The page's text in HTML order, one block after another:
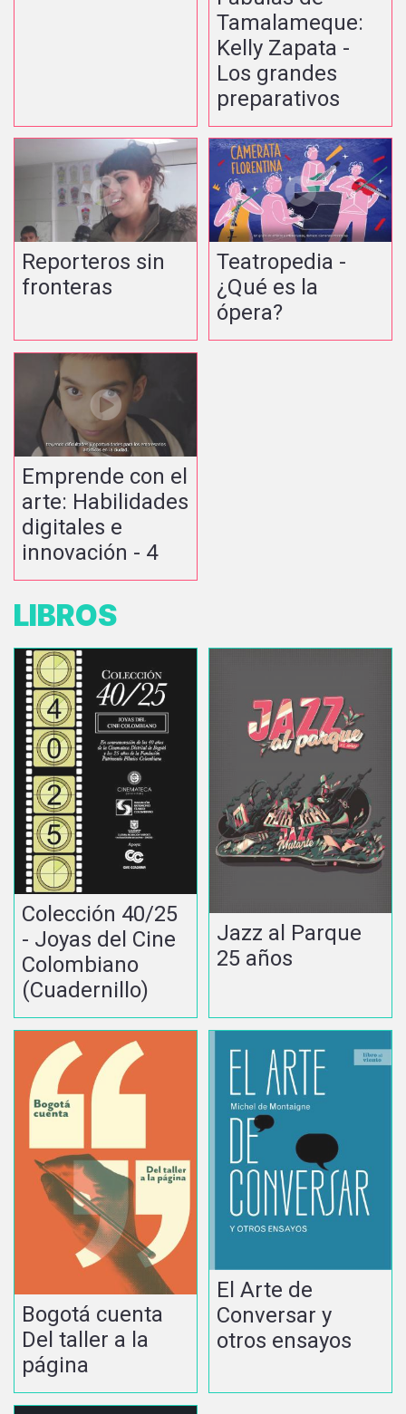
Tamalameque:
Kelly Zapata -
Los grandes
preparativos
Reporteros sin
fronteras
Teatropedia -
¿Qué es la
ópera?
Emprende con el
arte: Habilidades
digitales e
innovación - 4
LIBROS
Colección 40/25
- Joyas del Cine
Colombiano
(Cuadernillo)
Jazz al Parque
25 años
Bogotá cuenta
Del taller a la
página
El Arte de
Conversar y
otros ensayos